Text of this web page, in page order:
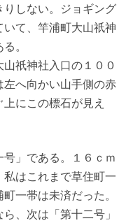
しない。ジョギング
て、竿浦町大山祇神
。
祇神社入口の１００
へ向かい山手側の赤
にこの標石が見え
号」である。１６ｃｍ
はこれまで草住町一
一帯は未済だった。
、次は「第十二号」